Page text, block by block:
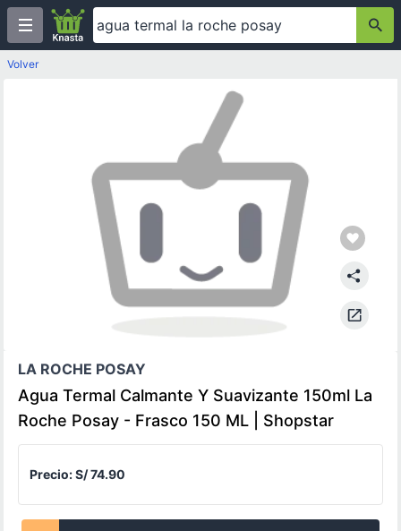
Volver
LA ROCHE POSAY
Agua Termal Calmante Y Suavizante 150ml La
Roche Posay - Frasco 150 ML | Shopstar
Precio:S/ 74.90